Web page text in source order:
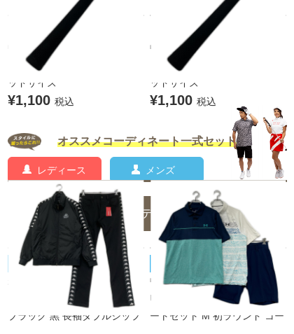
中古 グリップ ブラック PXG
トゥルーテンパー アイコン ミ
ッドサイズ
¥1,100 税込
中古 グリップ ブラック PXG
トゥルーテンパー アイコン ミ
ッドサイズ
¥1,100 税込
オススメコーディネート一式セット
レディース メンズ
メンズのコーディネート一覧
Kappa/カッパ
未使用品 メンズ カッパゴルフ
KAPPA GOLF セットアップ M
ブラック 黒 長袖ダブルジップ
UNDER ARMOUR/アンダーアーマー
中古 メンズ アンダーアーマー
UNDER ARMOUR コーディネ
ートセット M 初ラウンド コー